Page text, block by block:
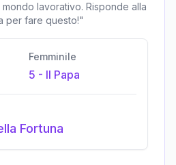
lavorativo. Risponde alla
per fare questo!"
Femminile
5 - Il Papa
Fortuna